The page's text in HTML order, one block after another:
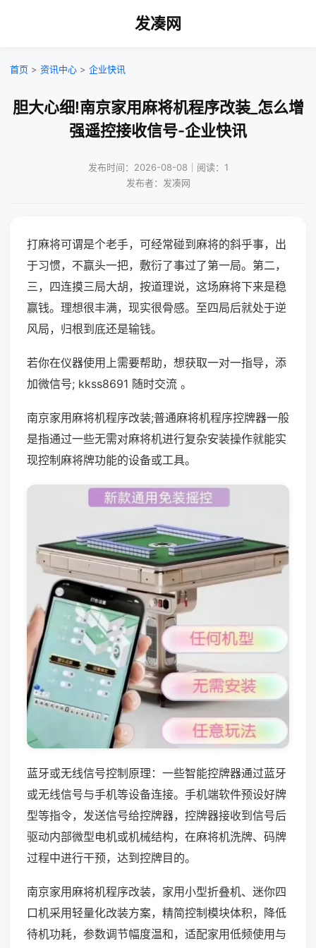
发凑网
首页 > 资讯中心 > 企业快讯
胆大心细!南京家用麻将机程序改装_怎么增
强遥控接收信号-企业快讯
发布时间：2026-08-08｜阅读：1
发布者：发凑网
打麻将可谓是个老手，可经常碰到麻将的斜乎事，出
于习惯，不赢头一把，敷衍了事过了第一局。第二，
三，四连摸三局大胡，按道理说，这场麻将下来是稳
赢钱。理想很丰满，现实很骨感。至四局后就处于逆
风局，归根到底还是输钱。
若你在仪器使用上需要帮助，想获取一对一指导，添
加微信号; kkss8691 随时交流 。
南京家用麻将机程序改装;普通麻将机程序控牌器一般
是指通过一些无需对麻将机进行复杂安装操作就能实
现控制麻将牌功能的设备或工具。
蓝牙或无线信号控制原理：一些智能控牌器通过蓝牙
或无线信号与手机等设备连接。手机端软件预设好牌
型等指令，发送信号给控牌器，控牌器接收到信号后
驱动内部微型电机或机械结构，在麻将机洗牌、码牌
过程中进行干预，达到控牌目的。
南京家用麻将机程序改装，家用小型折叠机、迷你四
口机采用轻量化改装方案，精简控制模块体积，降低
待机功耗，参数调节幅度温和，适配家用低频使用与